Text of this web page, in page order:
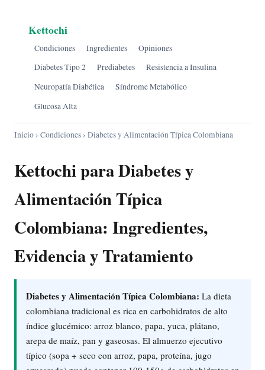
Kettochi
Condiciones Ingredientes
Opiniones
Diabetes Tipo 2
Prediabetes
Resistencia a Insulina
Neuropatía Diabética
Síndrome Metabólico
Glucosa Alta
Inicio› Condiciones› Diabetes y Alimentación Típica Colombiana
Kettochi para Diabetes y
Alimentación Típica
Colombiana: Ingredientes,
Evidencia y Tratamiento
Diabetes y Alimentación Típica Colombiana: La dieta
colombiana tradicional es rica en carbohidratos de alto
índice glucémico: arroz blanco, papa, yuca, plátano,
arepa de maíz, pan y gaseosas. El almuerzo ejecutivo
típico (sopa + seco con arroz, papa, proteína, jugo